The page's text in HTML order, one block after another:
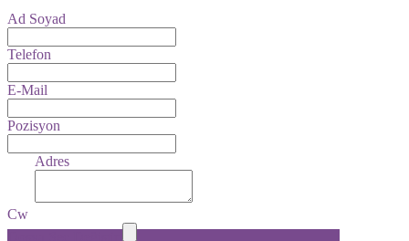
Ad Soyad
Telefon
E-Mail
Pozisyon
Adres
Cw